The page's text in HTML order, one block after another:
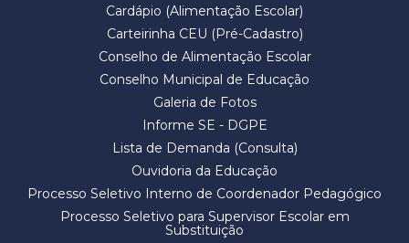
Cardápio (Alimentação Escolar)
Carteirinha CEU (Pré-Cadastro)
Conselho de Alimentação Escolar
Conselho Municipal de Educação
Galeria de Fotos
Informe SE - DGPE
Lista de Demanda (Consulta)
Ouvidoria da Educação
Processo Seletivo Interno de Coordenador Pedagógico
Processo Seletivo para Supervisor Escolar em
Substituição